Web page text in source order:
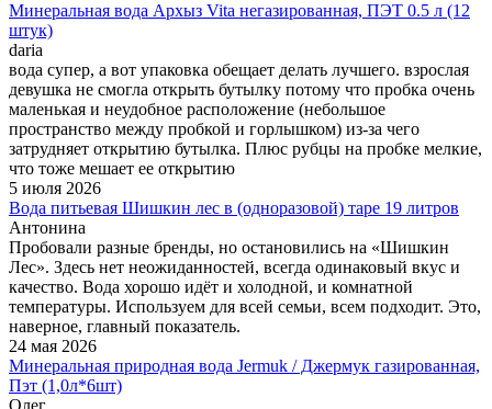
Минеральная вода Архыз Vita негазированная, ПЭТ 0.5 л (12
штук)
daria
вода супер, а вот упаковка обещает делать лучшего. взрослая
девушка не смогла открыть бутылку потому что пробка очень
маленькая и неудобное расположение (небольшое
пространство между пробкой и горлышком) из-за чего
затрудняет открытию бутылка. Плюс рубцы на пробке мелкие,
что тоже мешает ее открытию
5 июля 2026
Вода питьевая Шишкин лес в (одноразовой) таре 19 литров
Антонина
Пробовали разные бренды, но остановились на «Шишкин
Лес». Здесь нет неожиданностей, всегда одинаковый вкус и
качество. Вода хорошо идёт и холодной, и комнатной
температуры. Используем для всей семьи, всем подходит. Это,
наверное, главный показатель.
24 мая 2026
Минеральная природная вода Jermuk / Джермук газированная,
Пэт (1,0л*6шт)